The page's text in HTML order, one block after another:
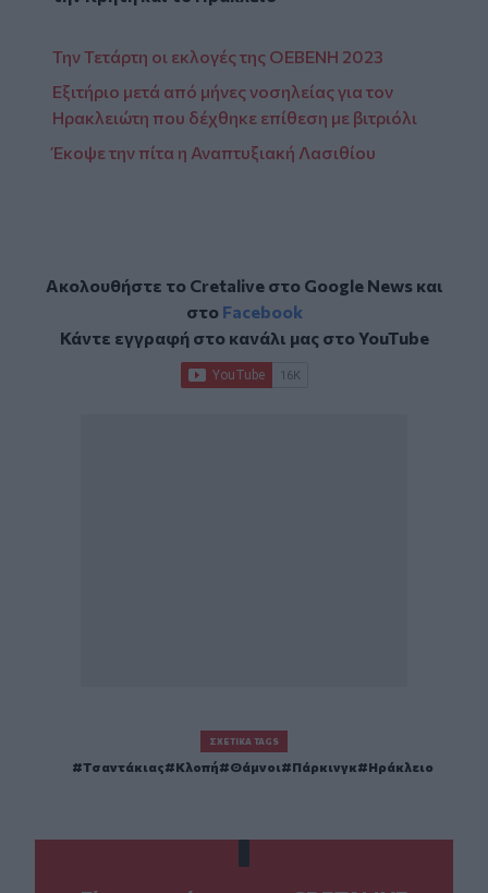
Την Τετάρτη οι εκλογές της ΟΕΒΕΝΗ 2023
Εξιτήριο μετά από μήνες νοσηλείας για τον
Ηρακλειώτη που δέχθηκε επίθεση με βιτριόλι
Έκοψε την πίτα η Αναπτυξιακή Λασιθίου
Ακολουθήστε το Cretalive στο Google Newsκαι
στο Facebook
Κάντε εγγραφή στο κανάλι μας στοYouTube
ΣΧΕΤΙΚΆ TAGS
Τσαντάκιας Κλοπή Θάμνοι Πάρκινγκ Ηράκλειο